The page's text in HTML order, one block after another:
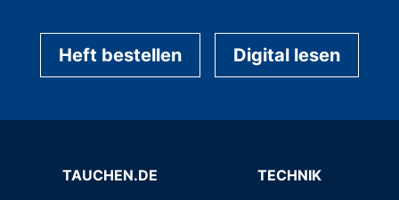
Heft bestellen Digital lesen
TAUCHEN.DE TECHNIK